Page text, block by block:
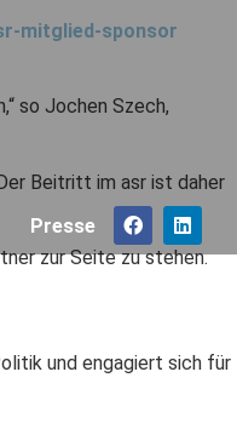
Presse
so Jochen Szech,
Beitritt im asr ist daher
zur Seite zu stehen.
und engagiert sich für